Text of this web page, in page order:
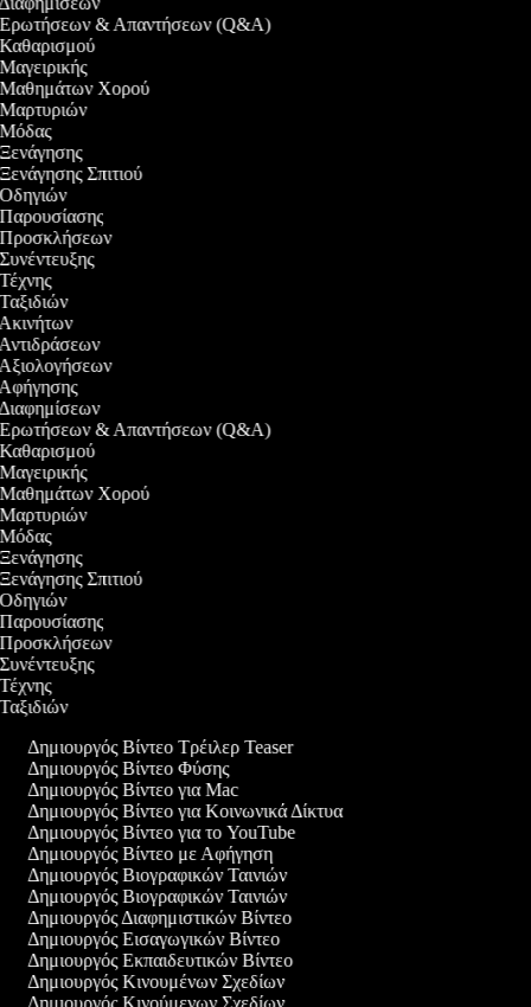
Ερωτήσεων & Απαντήσεων (Q&A)
Καθαρισμού
Μαθημάτων Χορού
Μαρτυριών
Μόδας
Ξενάγησης
Σπιτιού
Οδηγιών
Παρουσίασης
Προσκλήσεων
Αξιολογήσεων
Αφήγησης
Ερωτήσεων & Απαντήσεων (Q&A)
Καθαρισμού
Μαθημάτων Χορού
Μαρτυριών
Μόδας
Ξενάγησης
Σπιτιού
Οδηγιών
Παρουσίασης
Προσκλήσεων
Δημιουργός Βίντεο Τρέιλερ Teaser
Δημιουργός Βίντεο Φύσης
Δημιουργός Βίντεο για Mac
Δημιουργός Βίντεο για Κοινωνικά Δίκτυα
Δημιουργός Βίντεο για το YouTube
Δημιουργός Βίντεο με Αφήγηση
Δημιουργός Βιογραφικών Ταινιών
Δημιουργός Βιογραφικών Ταινιών
Δημιουργός Διαφημιστικών Βίντεο
Δημιουργός Εισαγωγικών Βίντεο
Δημιουργός Εκπαιδευτικών Βίντεο
Δημιουργός Κινουμένων Σχεδίων